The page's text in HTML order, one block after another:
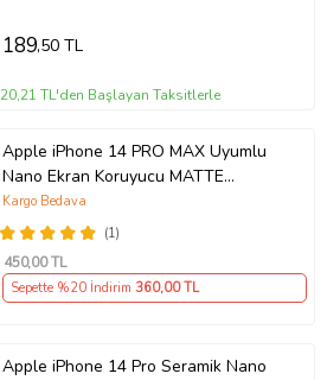
189,50 TL
20,21 TL'den Başlayan Taksitlerle
Apple iPhone 14 PRO MAX Uyumlu
Nano Ekran Koruyucu MATTE
HAYALET - Full Arka Kaplama 360
Koruma STAREX
(1)
Kargo Bedava
450,00 TL
Sepette %20 İndirim 360,00 TL
Apple iPhone 14 Pro Seramik Nano